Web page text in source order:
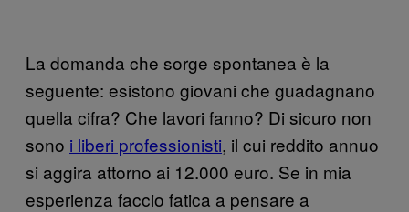
La domanda che sorge spontanea è la
seguente: esistono giovani che guadagnano
quella cifra? Che lavori fanno? Di sicuro non
sono i liberi professionisti, il cui reddito annuo
si aggira attorno ai 12.000 euro. Se in mia
esperienza faccio fatica a pensare a